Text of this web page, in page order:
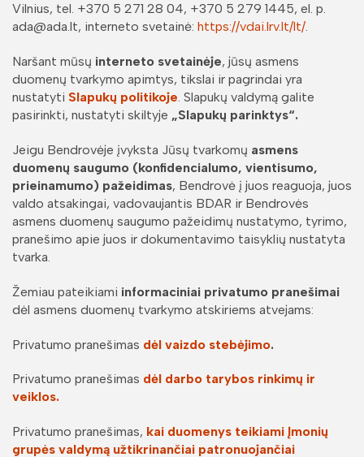
Vilnius, tel. +370 5 271 28 04, +370 5 279 1445, el. p.
ada@ada.lt, interneto svetainė: https://vdai.lrv.lt/lt/.
Naršant mūsų interneto svetainėje, jūsų asmens
duomenų tvarkymo apimtys, tikslai ir pagrindai yra
nustatyti Slapukų politikoje. Slapukų valdymą galite
pasirinkti, nustatyti skiltyje „Slapukų parinktys“.
Jeigu Bendrovėje įvyksta Jūsų tvarkomų asmens
duomenų saugumo (konfidencialumo, vientisumo,
prieinamumo) pažeidimas, Bendrovė į juos reaguoja, juos
valdo atsakingai, vadovaujantis BDAR ir Bendrovės
asmens duomenų saugumo pažeidimų nustatymo, tyrimo,
pranešimo apie juos ir dokumentavimo taisyklių nustatyta
tvarka.
Žemiau pateikiami informaciniai privatumo pranešimai
dėl asmens duomenų tvarkymo atskiriems atvejams:
Privatumo pranešimas dėl vaizdo stebėjimo.
Privatumo pranešimas dėl darbo tarybos rinkimų ir
veiklos.
Privatumo pranešimas, kai duomenys teikiami Įmonių
grupės valdymą užtikrinančiai patronuojančiai